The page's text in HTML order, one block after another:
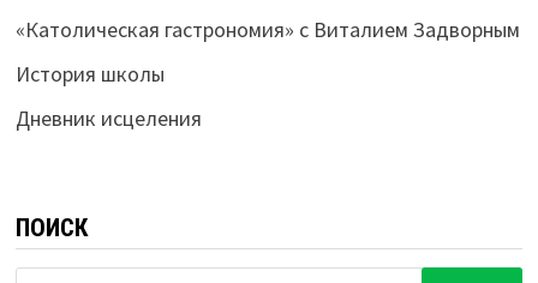
«Католическая гастрономия» с Виталием Задворным
История школы
Дневник исцеления
ПОИСК